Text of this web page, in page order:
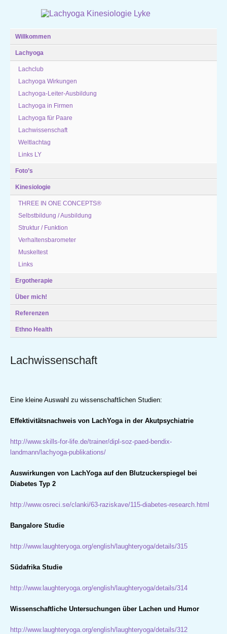
Willkommen
Lachyoga
Lachclub
Lachyoga Wirkungen
Lachyoga-Leiter-Ausbildung
Lachyoga in Firmen
Lachyoga für Paare
Lachwissenschaft
Weltlachtag
Links LY
Foto’s
Kinesiologie
THREE IN ONE CONCEPTS®
Selbstbildung / Ausbildung
Struktur / Funktion
Verhaltensbarometer
Muskeltest
Links
Ergotherapie
Über mich!
Referenzen
Ethno Health
Lachwissenschaft
Eine kleine Auswahl zu wissenschaftlichen Studien:
Effektivitätsnachweis von LachYoga in der Akutpsychiatrie
http://www.skills-for-life.de/trainer/dipl-soz-paed-bendix-
landmann/lachyoga-publikations/
Auswirkungen von LachYoga auf den Blutzuckerspiegel bei
Diabetes Typ 2
http://www.osreci.se/clanki/63-raziskave/115-diabetes-research.html
Bangalore Studie
http://www.laughteryoga.org/english/laughteryoga/details/315
Südafrika Studie
http://www.laughteryoga.org/english/laughteryoga/details/314
Wissenschaftliche Untersuchungen über Lachen und Humor
http://www.laughteryoga.org/english/laughteryoga/details/312